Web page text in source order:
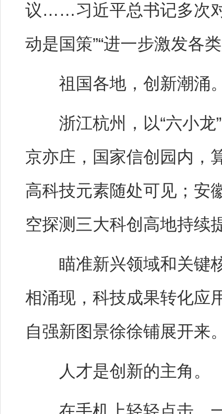
议……习近平总书记多次
动是国策”“进一步激发各
祖国各地，创新潮涌
浙江杭州，以“六小龙”
京亦庄，国家信创园内，
高科技元素随处可见；安
空探测三大科创高地持
瞄准新兴领域和关键核
相涌现，科技成果转化应
自强新图景徐徐铺展开来
人才是创新的主角。